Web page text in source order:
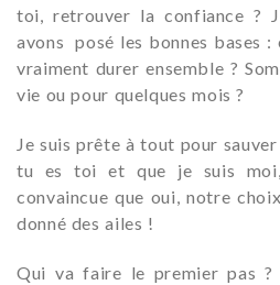
toi, retrouver la confiance ?
avons posé les bonnes bases :
vraiment durer ensemble ?
vie ou pour quelques mois ?
Je suis prête à tout pour
tu es toi et que je suis
convaincue que oui, notre
donné des ailes !
Qui va faire le premier pas